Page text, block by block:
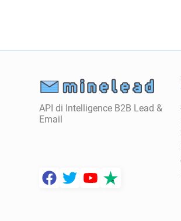
API di Intelligence B2B Lead &
Email